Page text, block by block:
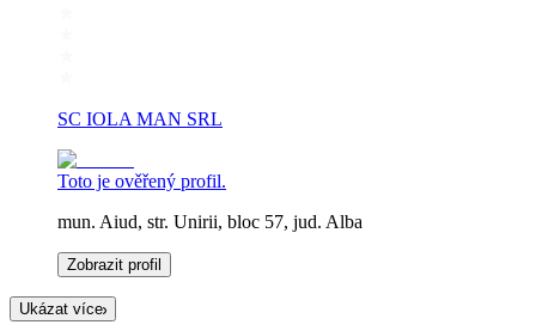
SC IOLA MAN SRL
Toto je ověřený profil.
mun. Aiud, str. Unirii, bloc 57, jud. Alba
Zobrazit profil
Ukázat více